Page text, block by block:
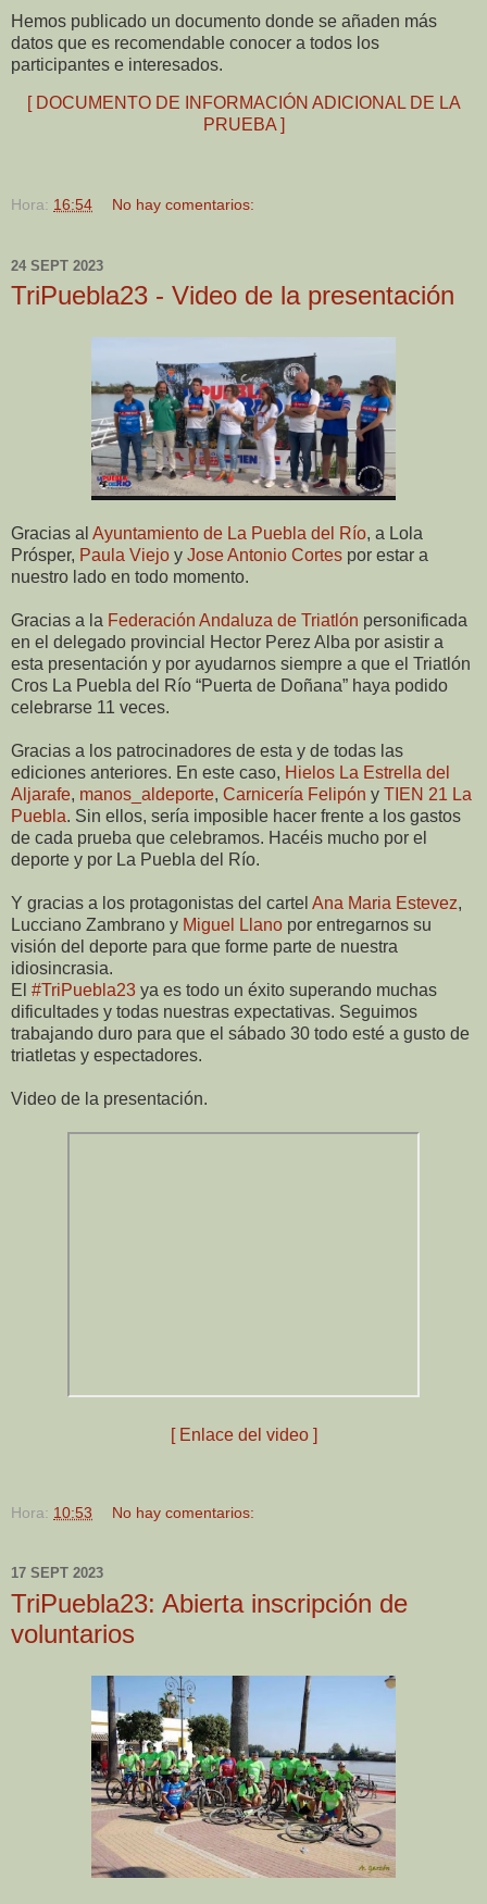
Hemos publicado un documento donde se añaden más
datos que es recomendable conocer a todos los
participantes e interesados.
[ DOCUMENTO DE INFORMACIÓN ADICIONAL DE LA
PRUEBA ]
Hora: 16:54 No hay comentarios:
24 SEPT 2023
TriPuebla23 - Video de la presentación
Gracias al Ayuntamiento de La Puebla del Río, a Lola
Prósper, Paula Viejo y Jose Antonio Cortes por estar a
nuestro lado en todo momento.
Gracias a la Federación Andaluza de Triatlón personificada
en el delegado provincial Hector Perez Alba por asistir a
esta presentación y por ayudarnos siempre a que el Triatlón
Cros La Puebla del Río “Puerta de Doñana” haya podido
celebrarse 11 veces.
Gracias a los patrocinadores de esta y de todas las
ediciones anteriores. En este caso, Hielos La Estrella del
Aljarafe, manos_aldeporte, Carnicería Felipón y TIEN 21 La
Puebla. Sin ellos, sería imposible hacer frente a los gastos
de cada prueba que celebramos. Hacéis mucho por el
deporte y por La Puebla del Río.
Y gracias a los protagonistas del cartel Ana Maria Estevez,
Lucciano Zambrano y Miguel Llano por entregarnos su
visión del deporte para que forme parte de nuestra
idiosincrasia.
El #TriPuebla23 ya es todo un éxito superando muchas
dificultades y todas nuestras expectativas. Seguimos
trabajando duro para que el sábado 30 todo esté a gusto de
triatletas y espectadores.
Video de la presentación.
[ Enlace del video ]
Hora: 10:53 No hay comentarios:
17 SEPT 2023
TriPuebla23: Abierta inscripción de
voluntarios